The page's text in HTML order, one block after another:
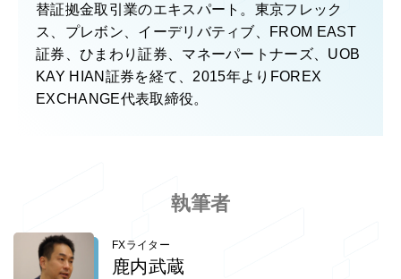
替証拠金取引業のエキスパート。東京フレック
ス、プレボン、イーデリバティブ、FROM EAST
証券、ひまわり証券、マネーパートナーズ、UOB
KAY HIAN証券を経て、2015年よりFOREX
EXCHANGE代表取締役。
執筆者
FXライター
鹿内武蔵